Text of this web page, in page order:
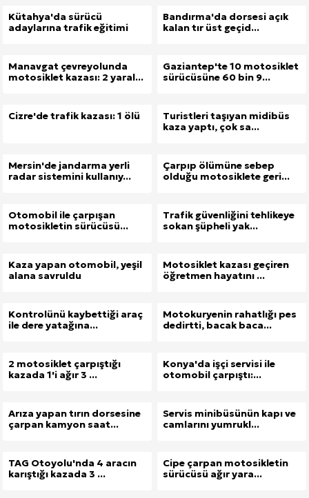
Kütahya'da sürücü
adaylarına trafik eğitimi
Bandırma'da dorsesi açık
kalan tır üst geçid...
Manavgat çevreyolunda
motosiklet kazası: 2 yaral...
Gaziantep'te 10 motosiklet
sürücüsüne 60 bin 9...
Cizre'de trafik kazası: 1 ölü
Turistleri taşıyan midibüs
kaza yaptı, çok sa...
Mersin'de jandarma yerli
radar sistemini kullanıy...
Çarpıp ölümüne sebep
olduğu motosiklete geri...
Otomobil ile çarpışan
motosikletin sürücüsü...
Trafik güvenliğini tehlikeye
sokan şüpheli yak...
Kaza yapan otomobil, yeşil
alana savruldu
Motosiklet kazası geçiren
öğretmen hayatını ...
Kontrolünü kaybettiği araç
ile dere yatağına...
Motokuryenin rahatlığı pes
dedirtti, bacak baca...
2 motosiklet çarpıştığı
kazada 1'i ağır 3 ...
Konya'da işçi servisi ile
otomobil çarpıştı:...
Arıza yapan tırın dorsesine
çarpan kamyon saat...
Servis minibüsünün kapı ve
camlarını yumrukl...
TAG Otoyolu'nda 4 aracın
karıştığı kazada 3 ...
Cipe çarpan motosikletin
sürücüsü ağır yara...